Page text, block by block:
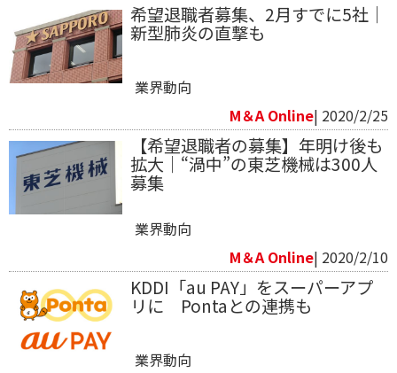
希望退職者募集、2月すでに5社｜
新型肺炎の直撃も
業界動向
M＆A Online| 2020/2/25
【希望退職者の募集】年明け後も
拡大｜“渦中”の東芝機械は300人
募集
業界動向
M＆A Online| 2020/2/10
KDDI「au PAY」をスーパーアプ
リに Pontaとの連携も
業界動向